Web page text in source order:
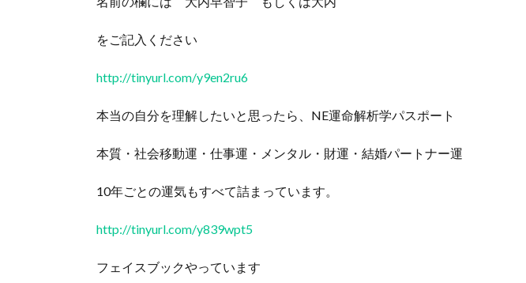
をご記入ください
http://tinyurl.com/y9en2ru6
本当の自分を理解したいと思ったら、NE運命解析学パスポート
本質・社会移動運・仕事運・メンタル・財運・結婚パートナー運
10年ごとの運気もすべて詰まっています。
http://tinyurl.com/y839wpt5
フェイスブックやっています